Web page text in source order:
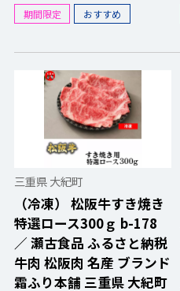
期間限定 おすすめ
三重県 大紀町
（冷凍） 松阪牛すき焼き
特選ロース300ｇ b-178
／ 瀬古食品 ふるさと納税
牛肉 松阪肉 名産 ブランド
霜ふり本舗 三重県 大紀町